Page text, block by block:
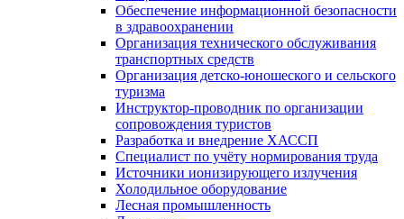
Обеспечение информационной безопасности
в здравоохранении
Организация технического обслуживания
транспортных средств
Организация детско-юношеского и сельского
туризма
Инструктор-проводник по организации
сопровождения туристов
Разработка и внедрение ХАССП
Специалист по учёту нормирования труда
Источники ионизирующего излучения
Холодильное оборудование
Лесная промышленность